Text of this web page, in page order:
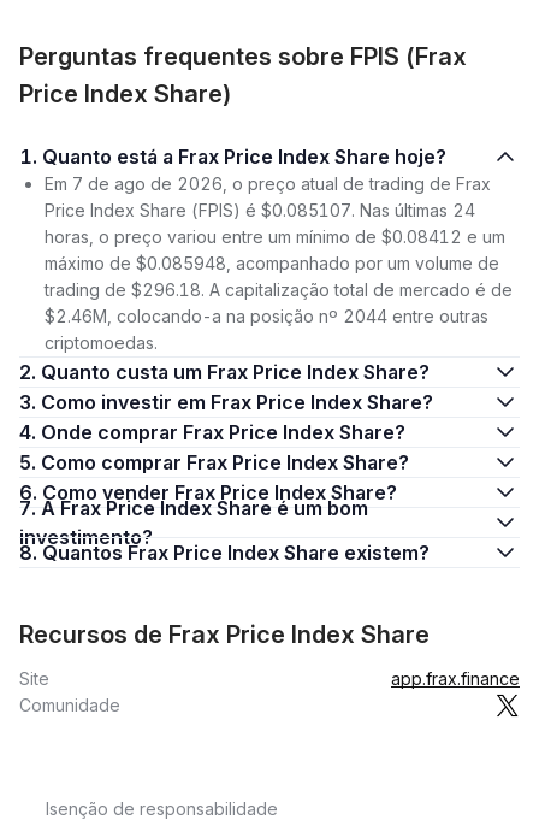
Perguntas frequentes sobre FPIS (Frax
Price Index Share)
1. Quanto está a Frax Price Index Share hoje?
Em 7 de ago de 2026, o preço atual de trading de Frax
Price Index Share (FPIS) é $0.085107. Nas últimas 24
horas, o preço variou entre um mínimo de $0.08412 e um
máximo de $0.085948, acompanhado por um volume de
trading de $296.18. A capitalização total de mercado é de
$2.46M, colocando-a na posição nº 2044 entre outras
criptomoedas.
2. Quanto custa um Frax Price Index Share?
3. Como investir em Frax Price Index Share?
4. Onde comprar Frax Price Index Share?
5. Como comprar Frax Price Index Share?
6. Como vender Frax Price Index Share?
7. A Frax Price Index Share é um bom
investimento?
8. Quantos Frax Price Index Share existem?
Recursos de Frax Price Index Share
Site
app.frax.finance
Comunidade
Isenção de responsabilidade